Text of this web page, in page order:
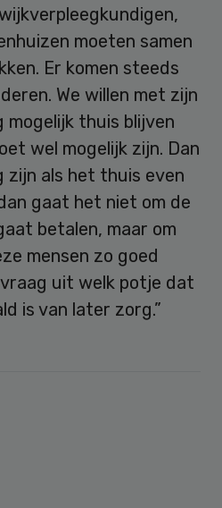
moeten samen
Er komen steeds
We willen met zijn
mogelijk thuis blijven
wel mogelijk zijn. Dan
zijn als het thuis even
gaat het niet om de
betalen, maar om
mensen zo goed
vraag uit welk potje dat
is van later zorg.”